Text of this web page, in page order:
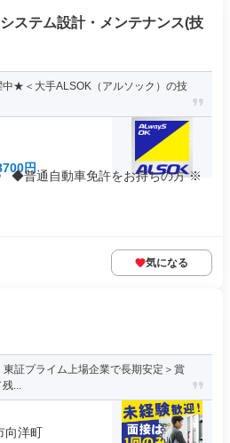
ステム設計・メンテナンス(技
★＜大手ALSOK（アルソック）の技
円
◆普通自動車免許をお持ちの方 ※
気になる
東証プライム上場企業で長期安定＞賞
...
向洋町